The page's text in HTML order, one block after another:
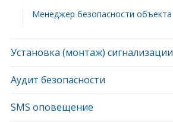
Менеджер безопасности объекта
Установка (монтаж) сигнализации
Аудит безопасности
SMS оповещение